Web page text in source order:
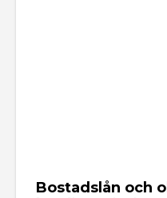
Bostadslån och